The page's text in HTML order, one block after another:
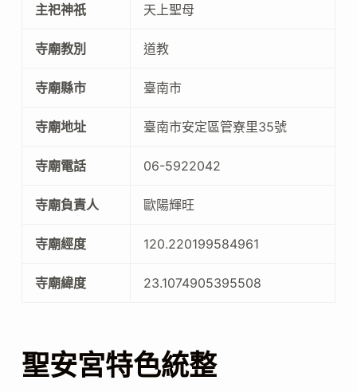
主祀神祇 天上聖母
寺廟教別 道教
寺廟縣市 臺南市
寺廟地址 臺南市安定區管寮里35號
寺廟電話 06-5922042
寺廟負責人 歐陽輝旺
寺廟經度 120.220199584961
寺廟緯度 23.1074905395508
聖安宮特色統整